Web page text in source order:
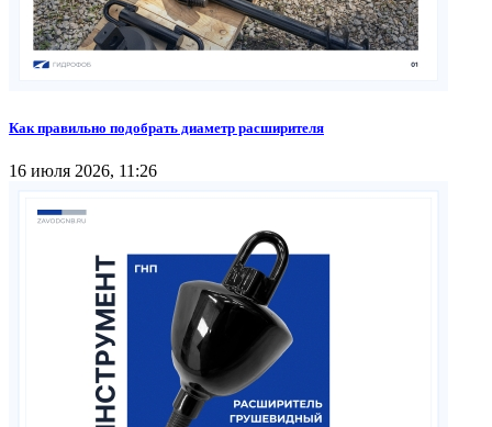
Как правильно подобрать диаметр расширителя
16 июля 2026, 11:26